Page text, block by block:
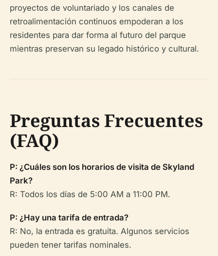
proyectos de voluntariado y los canales de
retroalimentación continuos empoderan a los
residentes para dar forma al futuro del parque
mientras preservan su legado histórico y cultural.
Preguntas Frecuentes
(FAQ)
P: ¿Cuáles son los horarios de visita de Skyland
Park?
R: Todos los días de 5:00 AM a 11:00 PM.
P: ¿Hay una tarifa de entrada?
R: No, la entrada es gratuita. Algunos servicios
pueden tener tarifas nominales.